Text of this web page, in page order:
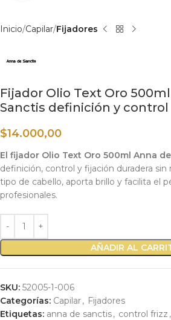
Inicio Capilar Fijadores
Fijador Olio Text Oro
Sanctis definición y control
$14.000,00
El fijador Olio Text Oro 500ml Anna
definición, control y fijación duradera sin
tipo de cabello, aporta brillo y facilita el
profesionales.
AÑADIR AL
SKU: 52005-1-006
Categorías: Capilar, Fijadores
Etiquetas: anna de sanctis, control frizz ,